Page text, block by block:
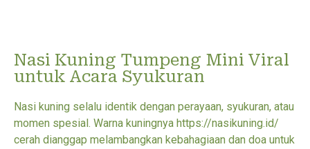
Nasi Kuning Tumpeng Mini Viral
untuk Acara Syukuran
Nasi kuning selalu identik dengan perayaan, syukuran, atau
momen spesial. Warna kuningnya https://nasikuning.id/
cerah dianggap melambangkan kebahagiaan dan doa untuk